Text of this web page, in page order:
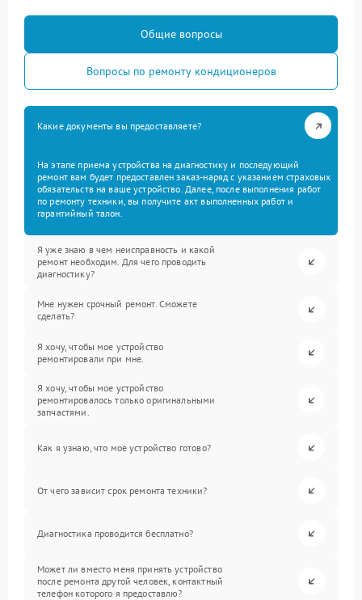
Общие вопросы
Вопросы по ремонту кондиционеров
Какие документы вы предоставляете?
На этапе приема устройства на диагностику и последующий
ремонт вам будет предоставлен заказ-наряд с указанием страховых
обязательств на ваше устройство. Далее, после выполнения работ
по ремонту техники, вы получите акт выполненных работ и
гарантийный талон.
Я уже знаю в чем неисправность и какой
ремонт необходим. Для чего проводить
диагностику?
Мне нужен срочный ремонт. Сможете
сделать?
Я хочу, чтобы мое устройство
ремонтировали при мне.
Я хочу, чтобы мое устройство
ремонтировалось только оригинальными
запчастями.
Как я узнаю, что мое устройство готово?
От чего зависит срок ремонта техники?
Диагностика проводится бесплатно?
Может ли вместо меня принять устройство
после ремонта другой человек, контактный
телефон которого я предоставлю?